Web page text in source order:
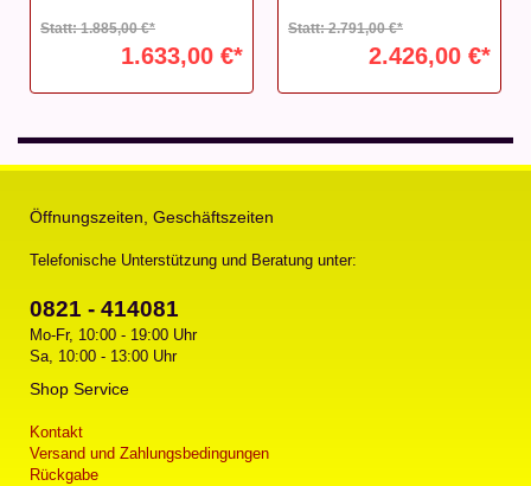
Statt: 1.885,00 €*
1.633,00 €*
Statt: 2.791,00 €*
2.426,00 €*
Öffnungszeiten, Geschäftszeiten
Telefonische Unterstützung und Beratung unter:
0821 - 414081
Mo-Fr, 10:00 - 19:00 Uhr
Sa, 10:00 - 13:00 Uhr
Shop Service
Kontakt
Versand und Zahlungsbedingungen
Rückgabe